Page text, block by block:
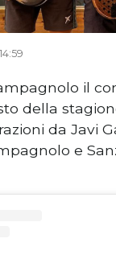
il
della
da Javi
e